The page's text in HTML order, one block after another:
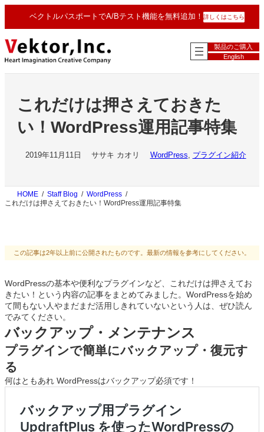
を
ス
キ
ッ
ベクトルパスポートでA/Bテスト機能を無料追加！ 詳しくはこちら
製品のご購入
English
これだけは押さえておきた
い！WordPress運用記事特集
2019年11月11日 ササキ カオリ WordPress, プラグイン紹介
HOME Staff Blog
WordPress
これだけは押さえておきたい！WordPress運用記事特集
この記事は2年以上前に公開されたものです。最新の情報を参考にしてください。
WordPressの基本や便利なプラグインなど、これだけは押さえてお
きたい！という内容の記事をまとめてみました。WordPressを始め
て間もない人やまだまだ活用しきれていないという人は、ぜひ読ん
でみてください。
バックアップ・メンテナンス
プラグインで簡単にバックアップ・復元す
る
何はともあれ WordPressはバックアップ必須です！